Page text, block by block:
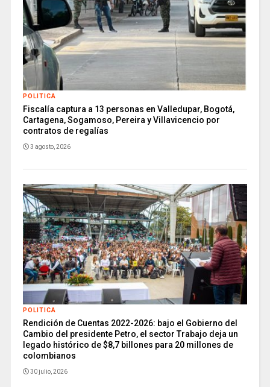
POLITICA
Fiscalía captura a 13 personas en Valledupar, Bogotá,
Cartagena, Sogamoso, Pereira y Villavicencio por
contratos de regalías
3 agosto, 2026
POLITICA
Rendición de Cuentas 2022-2026: bajo el Gobierno del
Cambio del presidente Petro, el sector Trabajo deja un
legado histórico de $8,7 billones para 20 millones de
colombianos
30 julio, 2026